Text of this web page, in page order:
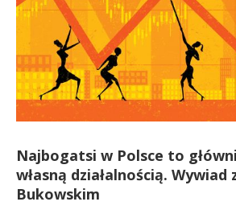
Najbogatsi w Polsce to
własną działalnością. Wywiad
Bukowskim